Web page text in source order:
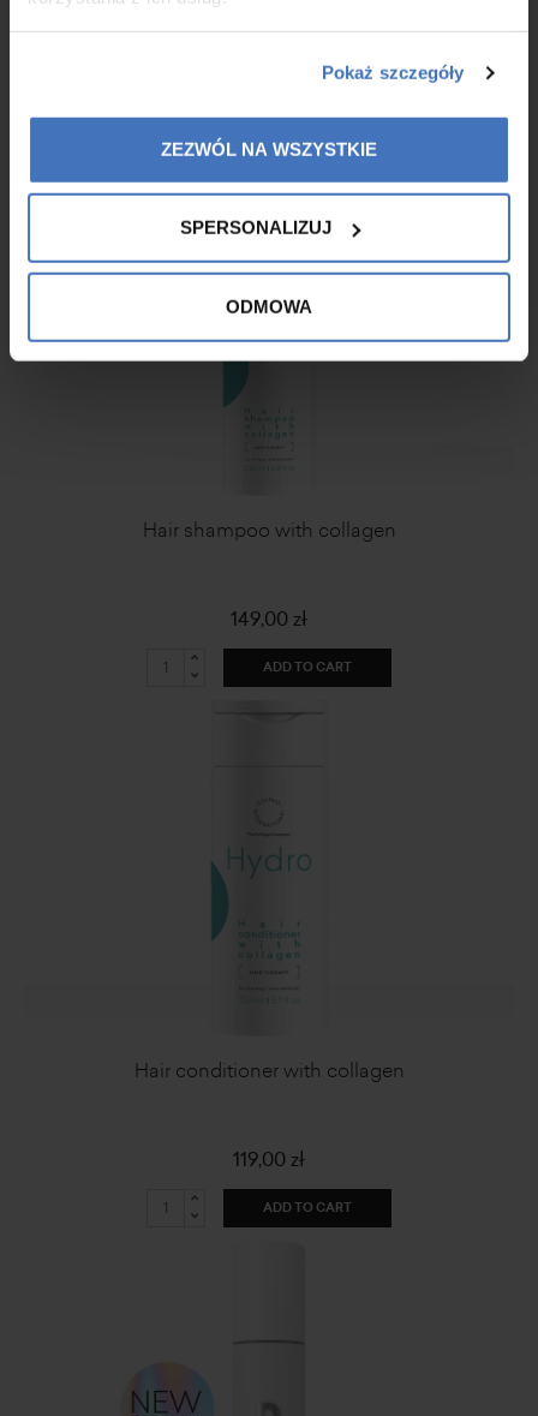
Pokaż szczegóły
ZEZWÓL NA WSZYSTKIE
SPERSONALIZUJ
ODMOWA
143,65 zł
Hair shampoo with collagen
149,00 zł
ADD TO CART
Hair conditioner with collagen
119,00 zł
ADD TO CART